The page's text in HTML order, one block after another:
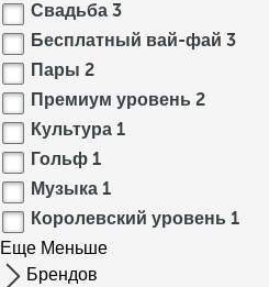
Свадьба 3
Бесплатный вай-фай 3
Пары 2
Премиум уровень 2
Культура 1
Гольф 1
Музыка 1
Королевский уровень 1
Еще Меньше
Брендов